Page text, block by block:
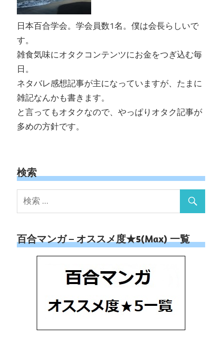
日本百合学会。学会員数1名。僕は会長らしいで
す。
雑食気味にオタクコンテンツにお金をつぎ込む毎
日。
ネタバレ感想記事が主になっていますが、たまに
雑記なんかも書きます。
と言ってもオタクなので、やっぱりオタク記事が
多めの方針です。
検索
百合マンガ – オススメ度★5(Max) 一覧